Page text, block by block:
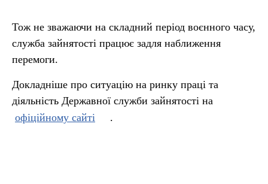
Тож не зважаючи на складний період воєнного часу,
служба зайнятості працює задля наближення
перемоги.
Докладніше про ситуацію на ринку праці та
діяльність Державної служби зайнятості на
офіційному сайті
.